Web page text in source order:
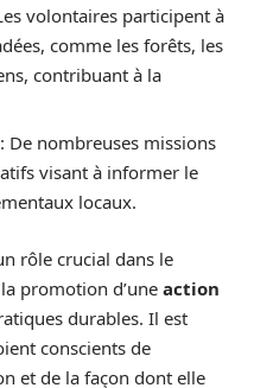
volontaires participent à
comme les forêts, les
contribuant à la
: De nombreuses missions
visant à informer le
locaux.
rôle crucial dans le
promotion d’une action
durables. Il est
conscients de
et de la façon dont elle